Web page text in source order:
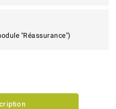
"Réassurance")